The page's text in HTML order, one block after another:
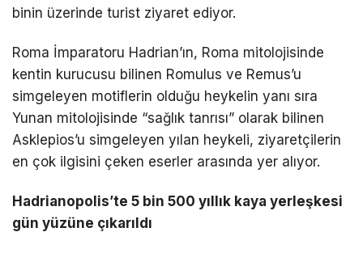
binin üzerinde turist ziyaret ediyor.
Roma İmparatoru Hadrian’ın, Roma mitolojisinde
kentin kurucusu bilinen Romulus ve Remus’u
simgeleyen motiflerin olduğu heykelin yanı sıra
Yunan mitolojisinde “sağlık tanrısı” olarak bilinen
Asklepios’u simgeleyen yılan heykeli, ziyaretçilerin
en çok ilgisini çeken eserler arasında yer alıyor.
Hadrianopolis’te 5 bin 500 yıllık kaya yerleşkesi
gün yüzüne çıkarıldı